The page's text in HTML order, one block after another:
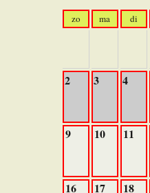
zo ma di
2 3 4
9 10 11
16 17 18